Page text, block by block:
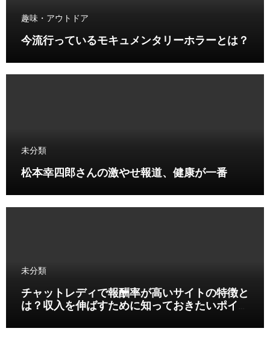
趣味・アウトドア
今流行っているモキュメンタリーホラーとは？
未分類
松本幸四郎さんの激やせ報道、健康が一番
未分類
チャットレディで報酬率が高いサイトの特徴と
は？収入を伸ばすために知っておきたいポイン